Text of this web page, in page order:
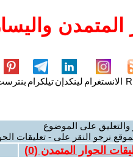
الانستغرام لينكدإنتيلكرام
على الموضوع
نرجو النقر على - تعليقات
الحوار المتمدن (0
)